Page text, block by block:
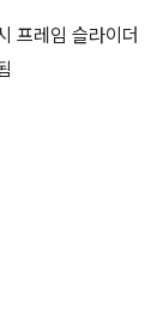
프레임 슬라이더